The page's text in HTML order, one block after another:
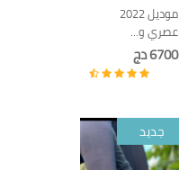
موديل 2022
عصري و...
6700 دج
جديد